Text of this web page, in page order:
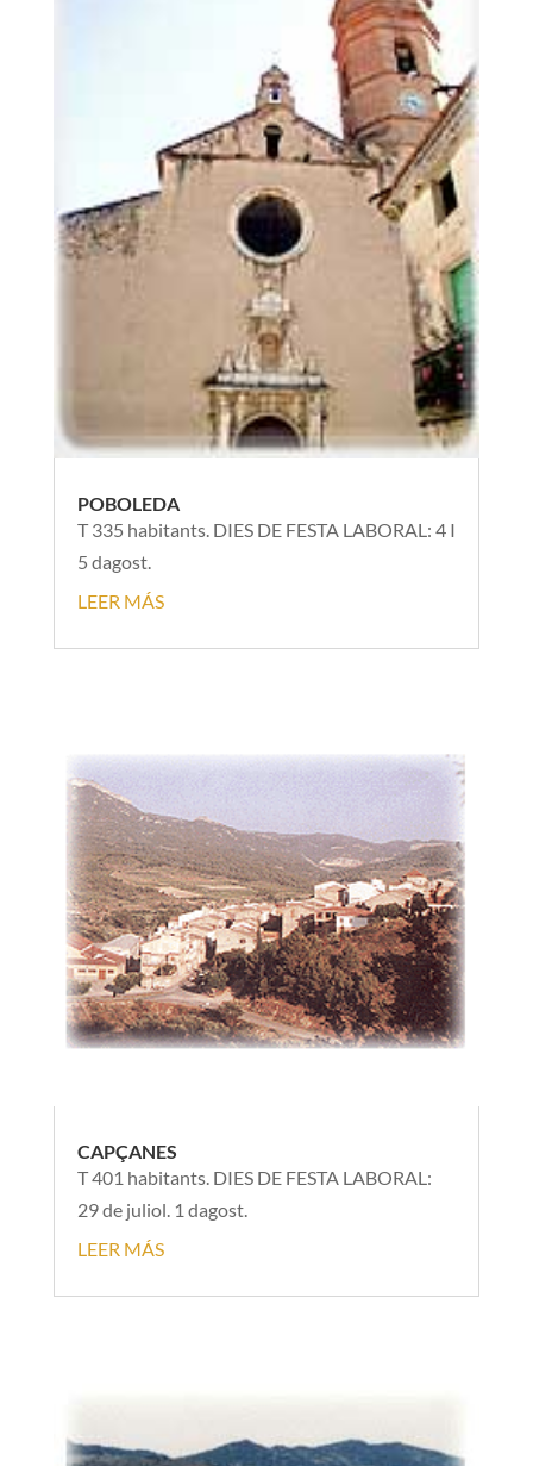
POBOLEDA
T 335 habitants. DIES DE FESTA LABORAL: 4 I
5 dagost.
LEER MÁS
CAPÇANES
T 401 habitants. DIES DE FESTA LABORAL:
29 de juliol. 1 dagost.
LEER MÁS